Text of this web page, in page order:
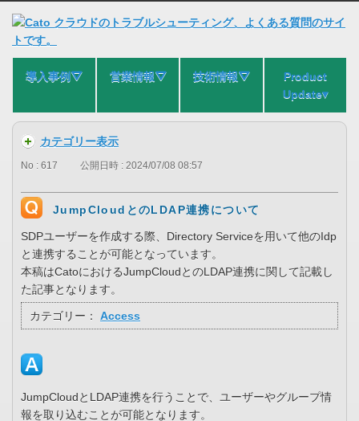
導入事例⛛ 営業情報⛛ 技術情報⛛
Product
Update▾
カテゴリー表示
No : 617 公開日時 : 2024/07/08 08:57
JumpCloudとのLDAP連携について
SDPユーザーを作成する際、Directory Serviceを用いて他のIdp
と連携することが可能となっています。
本稿はCatoにおけるJumpCloudとのLDAP連携に関して記載し
た記事となります。
カテゴリー： Access
JumpCloudとLDAP連携を行うことで、ユーザーやグループ情
報を取り込むことが可能となります。